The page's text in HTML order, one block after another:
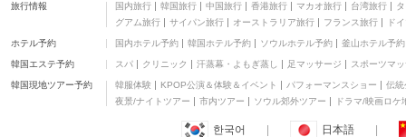
旅行情報 国内旅行 韓国旅行 中国旅行 香港旅行 マカオ旅行 台湾旅行
グアム旅行
サイパン旅行 オーストラリア旅行 フランス旅行 ド
ホテル予約 国内ホテル予約 韓国ホテル予約 ソウルホテル予約 釜山ホテル予約
韓国エステ予約 スパ クリニック 汗蒸幕・よもぎ蒸し 足マッサージ スポーツマ
韓国現地ツアー予約 韓服体験 KPOP公演＆体験＆イベント パフォーマンスショー
伝統
夜景/ナイトツアー
市内ツアー ソウル郊外ツアー ドラマ/映画ロケ
한국어 日本語